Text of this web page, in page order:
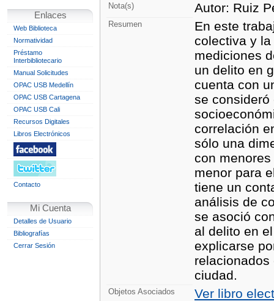
Enlaces
Web Biblioteca
Normatividad
Préstamo
Interbibliotecario
Manual Solicitudes
OPAC USB Medellín
OPAC USB Cartagena
OPAC USB Cali
Recursos Digitales
Libros Electrónicos
Contacto
Mi Cuenta
Detalles de Usuario
Bibliografías
Cerrar Sesión
Nota(s)
Autor: Ruiz
Resumen
En este
colectiva y
mediciones
un delito en
cuenta con
se consideró
correlación
sólo una
con
menor para
tiene un
análisis de
se asoció
al delito en
explicarse
ciudad.
Objetos Asociados Ver libro